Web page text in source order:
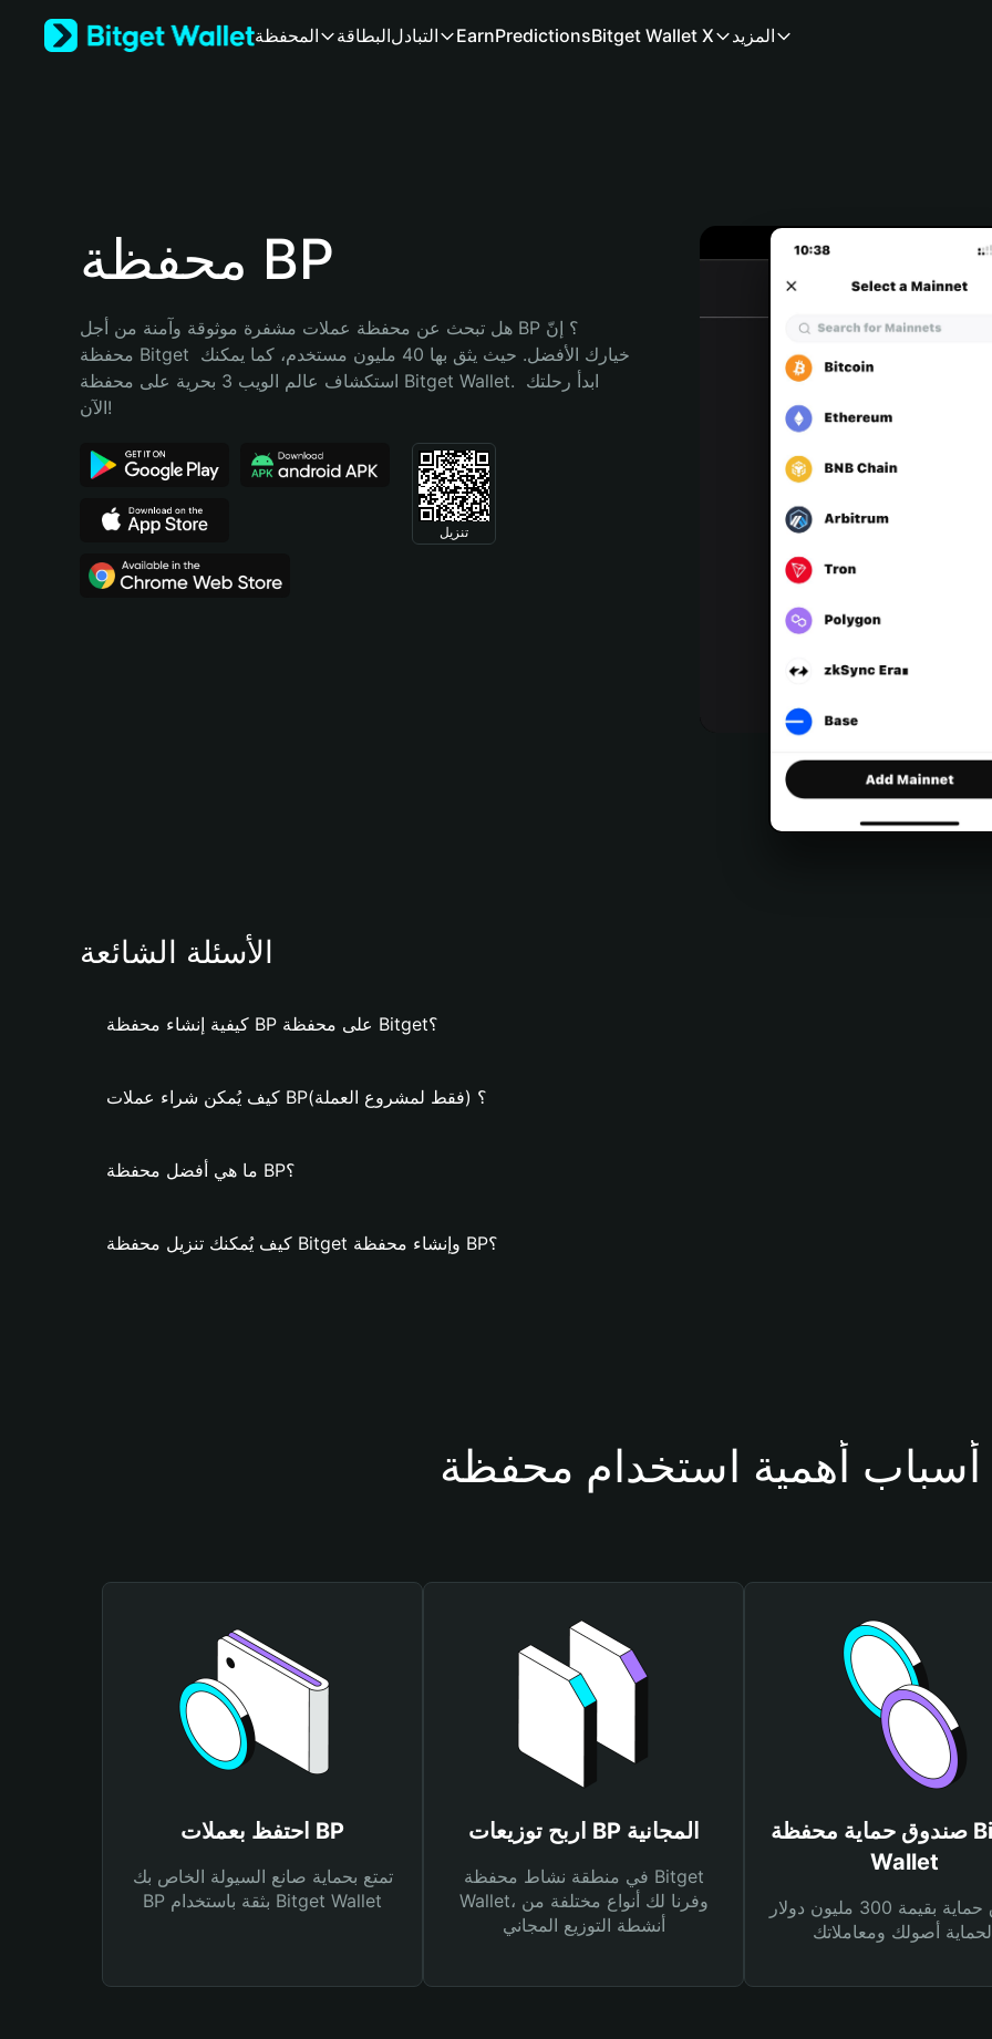
Bahasa Indonesia
Português (Brasil)
المحفظة البطاقةالتبادل EarnPredictionsBitget Wallet X المزيد
محفظة BP
هل تبحث عن محفظة عملات مشفرة موثوقة وآمنة من أجل BP؟ إنّ
محفظة Bitget خيارك الأفضل. حيث يثق بها 40 مليون مستخدم، كما يمكنك
استكشاف عالم الويب 3 بحرية على محفظة Bitget Wallet. ابدأ رحلتك
الآن!
تنزيل
الأسئلة الشائعة
كيفية إنشاء محفظة BP على محفظة Bitget؟
كيف يُمكن شراء عملات BP؟ (فقط لمشروع العملة)
ما هي أفضل محفظة BP؟
كيف يُمكنك تنزيل محفظة Bitget وإنشاء محفظة BP؟
احتفظ بعملات BP
تمتع بحماية صانع السيولة الخاص بك
BP بثقة باستخدام Bitget Wallet
اربح توزيعات BP المجانية
في منطقة نشاط محفظة Bitget
Wallet، وفرنا لك أنواع مختلفة من
أنشطة التوزيع المجاني
صندوق حماية محفظة Bitget
Wallet
صندوق حماية بقيمة 300 مليون دولار